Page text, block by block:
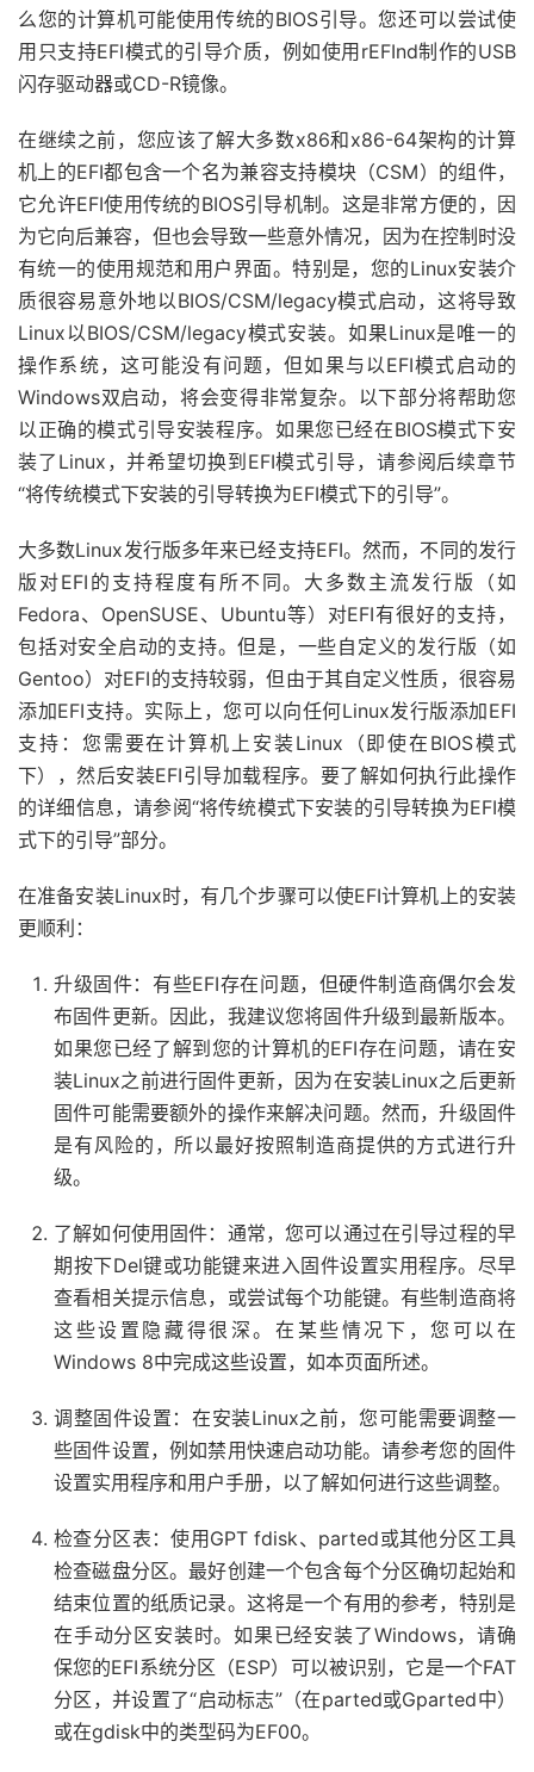
么您的计算机可能使用传统的BIOS引导。您还可以尝试使
用只支持EFI模式的引导介质，例如使用rEFInd制作的USB
闪存驱动器或CD-R镜像。
在继续之前，您应该了解大多数x86和x86-64架构的计算
机上的EFI都包含一个名为兼容支持模块（CSM）的组件，
它允许EFI使用传统的BIOS引导机制。这是非常方便的，因
为它向后兼容，但也会导致一些意外情况，因为在控制时没
有统一的使用规范和用户界面。特别是，您的Linux安装介
质很容易意外地以BIOS/CSM/legacy模式启动，这将导致
Linux以BIOS/CSM/legacy模式安装。如果Linux是唯一的
操作系统，这可能没有问题，但如果与以EFI模式启动的
Windows双启动，将会变得非常复杂。以下部分将帮助您
以正确的模式引导安装程序。如果您已经在BIOS模式下安
装了Linux，并希望切换到EFI模式引导，请参阅后续章节
“将传统模式下安装的引导转换为EFI模式下的引导”。
大多数Linux发行版多年来已经支持EFI。然而，不同的发行
版对EFI的支持程度有所不同。大多数主流发行版（如
Fedora、OpenSUSE、Ubuntu等）对EFI有很好的支持，
包括对安全启动的支持。但是，一些自定义的发行版（如
Gentoo）对EFI的支持较弱，但由于其自定义性质，很容易
添加EFI支持。实际上，您可以向任何Linux发行版添加EFI
支持：您需要在计算机上安装Linux（即使在BIOS模式
下），然后安装EFI引导加载程序。要了解如何执行此操作
的详细信息，请参阅“将传统模式下安装的引导转换为EFI模
式下的引导”部分。
在准备安装Linux时，有几个步骤可以使EFI计算机上的安装
更顺利：
升级固件：有些EFI存在问题，但硬件制造商偶尔会发
布固件更新。因此，我建议您将固件升级到最新版本。
如果您已经了解到您的计算机的EFI存在问题，请在安
装Linux之前进行固件更新，因为在安装Linux之后更新
固件可能需要额外的操作来解决问题。然而，升级固件
是有风险的，所以最好按照制造商提供的方式进行升
级。
了解如何使用固件：通常，您可以通过在引导过程的早
期按下Del键或功能键来进入固件设置实用程序。尽早
查看相关提示信息，或尝试每个功能键。有些制造商将
这些设置隐藏得很深。在某些情况下，您可以在
Windows 8中完成这些设置，如本页面所述。
调整固件设置：在安装Linux之前，您可能需要调整一
些固件设置，例如禁用快速启动功能。请参考您的固件
设置实用程序和用户手册，以了解如何进行这些调整。
检查分区表：使用GPT fdisk、parted或其他分区工具
检查磁盘分区。最好创建一个包含每个分区确切起始和
结束位置的纸质记录。这将是一个有用的参考，特别是
在手动分区安装时。如果已经安装了Windows，请确
保您的EFI系统分区（ESP）可以被识别，它是一个FAT
分区，并设置了“启动标志”（在parted或Gparted中）
或在gdisk中的类型码为EF00。